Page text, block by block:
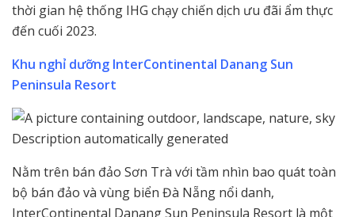
thời gian hệ thống IHG chạy chiến dịch ưu đãi ẩm thực
đến cuối 2023.
Khu nghỉ dưỡng InterContinental Danang Sun
Peninsula Resort
Nằm trên bán đảo Sơn Trà với tầm nhìn bao quát toàn
bộ bán đảo và vùng biển Đà Nẵng nổi danh,
InterContinental Danang Sun Peninsula Resort là một